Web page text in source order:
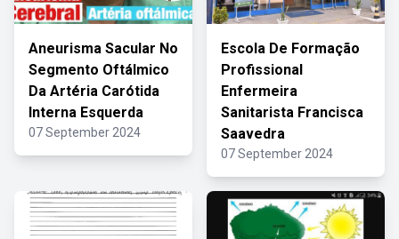
Aneurisma Sacular No
Segmento Oftálmico
Da Artéria Carótida
Interna Esquerda
07 September 2024
Escola De Formação
Profissional
Enfermeira
Sanitarista Francisca
Saavedra
07 September 2024